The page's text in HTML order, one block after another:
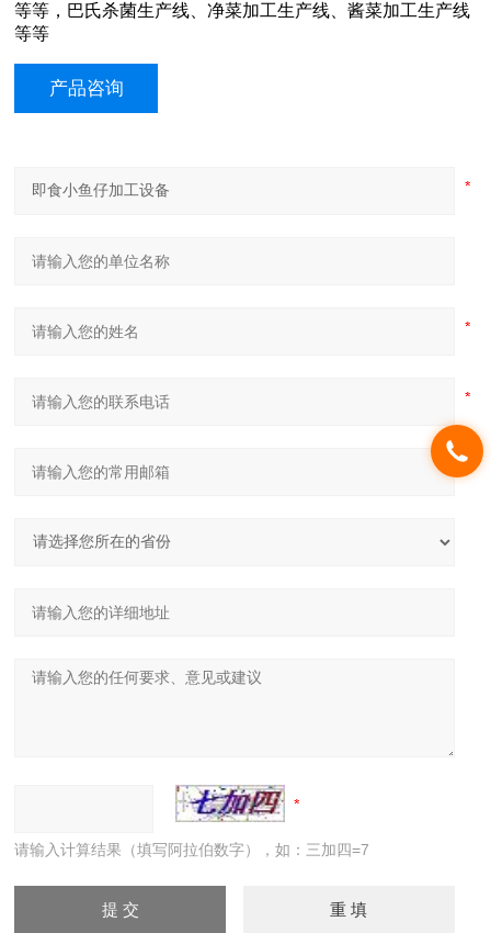
等等，巴氏杀菌生产线、净菜加工生产线、酱菜加工生产线
等等
产品咨询
请输入计算结果（填写阿拉伯数字），如：三加四=7